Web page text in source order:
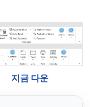
지금 다운